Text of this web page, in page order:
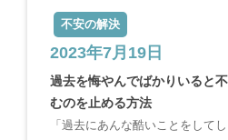
不安の解決
2023年7月19日
過去を悔やんでばかりいると
むのを止める方法
「過去にあんな酷いことをして